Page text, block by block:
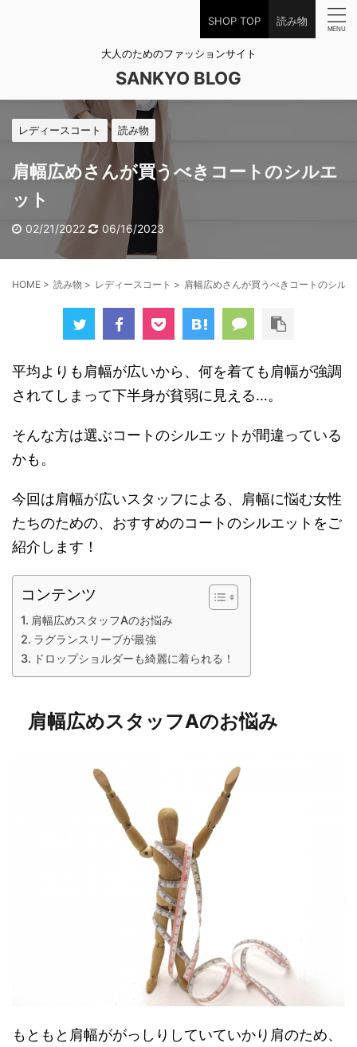
SHOP TOP 読み物
大人のためのファッションサイト
SANKYO BLOG
レディースコート 読み物
肩幅広めさんが買うべきコートのシルエ
ット
02/21/2022 06/16/2023
HOME > 読み物 > レディースコート > 肩幅広めさんが買うべきコートのシル
平均よりも肩幅が広いから、何を着ても肩幅が強調
されてしまって下半身が貧弱に見える…。
そんな方は選ぶコートのシルエットが間違っている
かも。
今回は肩幅が広いスタッフによる、肩幅に悩む女性
たちのための、おすすめのコートのシルエットをご
紹介します！
コンテンツ
肩幅広めスタッフAのお悩み
ラグランスリーブが最強
ドロップショルダーも綺麗に着られる！
肩幅広めスタッフAのお悩み
もともと肩幅ががっしりしていていかり肩のため、